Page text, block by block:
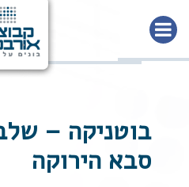
Skip to
בוטניקה –
סבא הירוקה